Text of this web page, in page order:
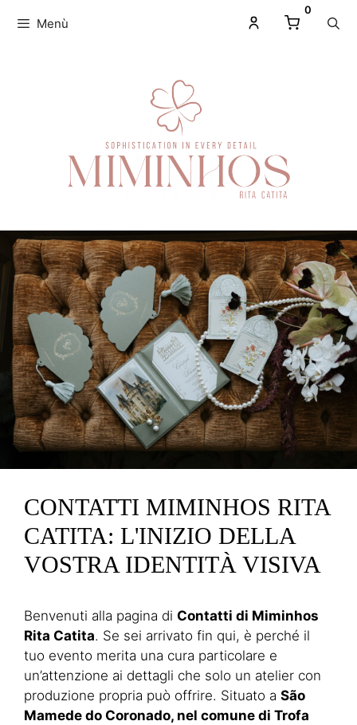
0
Menù
CONTATTI MIMINHOS RITA
CATITA: L'INIZIO DELLA
VOSTRA IDENTITÀ VISIVA
Benvenuti alla pagina di Contatti di Miminhos
Rita Catita. Se sei arrivato fin qui, è perché il
tuo evento merita una cura particolare e
un’attenzione ai dettagli che solo un atelier con
produzione propria può offrire. Situato a São
Mamede do Coronado, nel comune di Trofa